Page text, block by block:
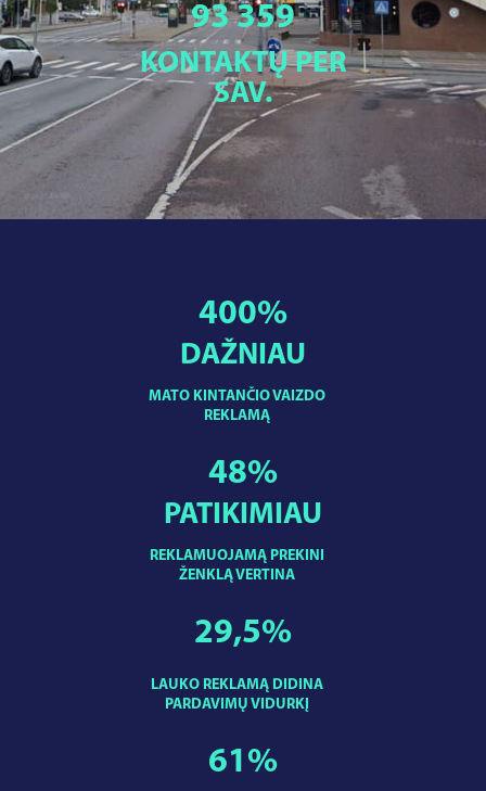
93 359
KONTAKTŲ PER
SAV.
MATO KINTANČIO VAIZDO
REKLAMĄ
400%
DAŽNIAU
REKLAMUOJAMĄ PREKINI
ŽENKLĄ VERTINA
48%
PATIKIMIAU
LAUKO REKLAMĄ DIDINA
PARDAVIMŲ VIDURKĮ
29,5%
61%